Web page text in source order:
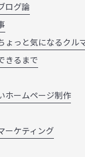
ログ論
ょっと気になるクル
きるまで
ホームページ制作
ーケティング